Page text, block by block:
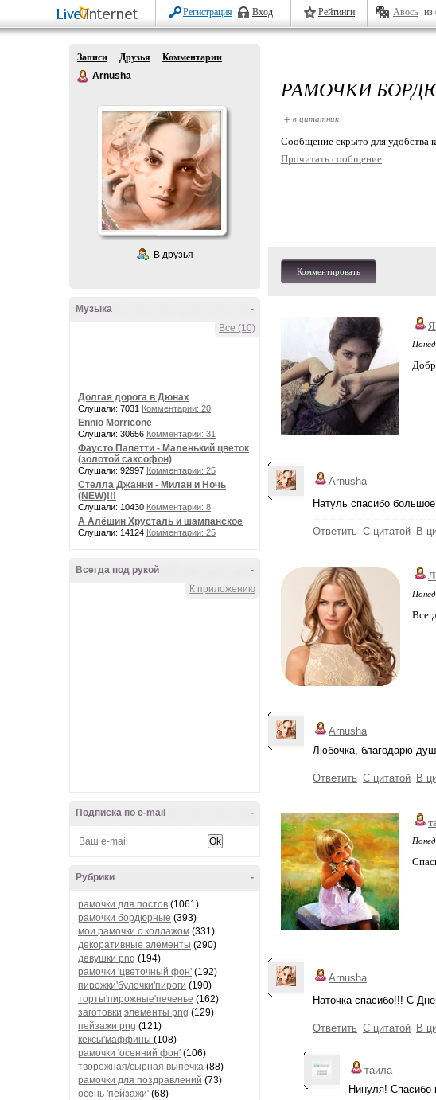
Регистрация Вход Рейтинги Авось из
Записи Друзья
Комментарии
Arnusha
В друзья
-
Музыка
Все (10)
Долгая дорога в Дюнах
Слушали: 7031 Комментарии: 20
Ennio Morricone
Слушали: 30656 Комментарии: 31
Фаусто Папетти - Маленький цветок
(золотой саксофон)
Слушали: 92997 Комментарии: 25
Стелла Джанни - Милан и Ночь
(NEW)!!!
Слушали: 10430 Комментарии: 8
А Алёшин Хрусталь и шампанское
Слушали: 14124 Комментарии: 25
-
Всегда под рукой
К приложению
-
Подписка по e-mail
-
Рубрики
рамочки для постов (1061)
рамочки бордюрные (393)
мои рамочки с коллажом (331)
декоративные элементы (290)
девушки png (194)
рамочки 'цветочный фон' (192)
пирожки'булочки'пироги (190)
торты'пирожные'печенье (162)
заготовки,элементы png (129)
пейзажи png (121)
кексы'маффины (108)
рамочки 'осенний фон' (106)
творожная/сырная выпечка (88)
рамочки для поздравлений (73)
осень 'пейзажи' (68)
РАМОЧКИ
+ в цитатник
Cообщение скрыто для удобства
Прочитать сообщение
Комментировать
Arnusha
Натуль спасибо
Ответить С цитатой В
Arnusha
Любочка, благодарю
Ответить С цитатой В
Arnusha
Наточка спасибо!!! С
Ответить С цитатой В
таила
Нинуля!